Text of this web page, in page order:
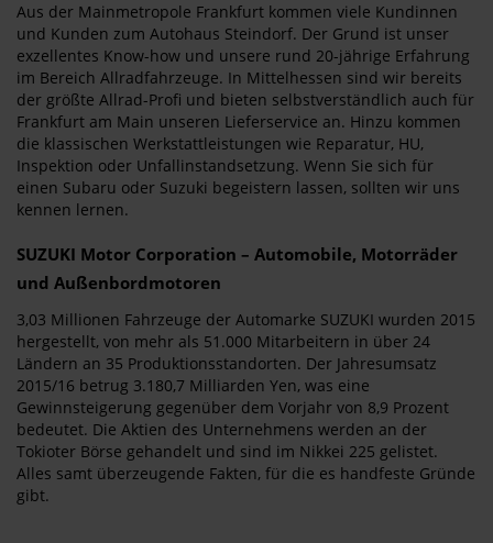
Aus der Mainmetropole Frankfurt kommen viele Kundinnen
und Kunden zum Autohaus Steindorf. Der Grund ist unser
exzellentes Know-how und unsere rund 20-jährige Erfahrung
im Bereich Allradfahrzeuge. In Mittelhessen sind wir bereits
der größte Allrad-Profi und bieten selbstverständlich auch für
Frankfurt am Main unseren Lieferservice an. Hinzu kommen
die klassischen Werkstattleistungen wie Reparatur, HU,
Inspektion oder Unfallinstandsetzung. Wenn Sie sich für
einen Subaru oder Suzuki begeistern lassen, sollten wir uns
kennen lernen.
SUZUKI Motor Corporation – Automobile, Motorräder
und Außenbordmotoren
3,03 Millionen Fahrzeuge der Automarke SUZUKI wurden 2015
hergestellt, von mehr als 51.000 Mitarbeitern in über 24
Ländern an 35 Produktionsstandorten. Der Jahresumsatz
2015/16 betrug 3.180,7 Milliarden Yen, was eine
Gewinnsteigerung gegenüber dem Vorjahr von 8,9 Prozent
bedeutet. Die Aktien des Unternehmens werden an der
Tokioter Börse gehandelt und sind im Nikkei 225 gelistet.
Alles samt überzeugende Fakten, für die es handfeste Gründe
gibt.